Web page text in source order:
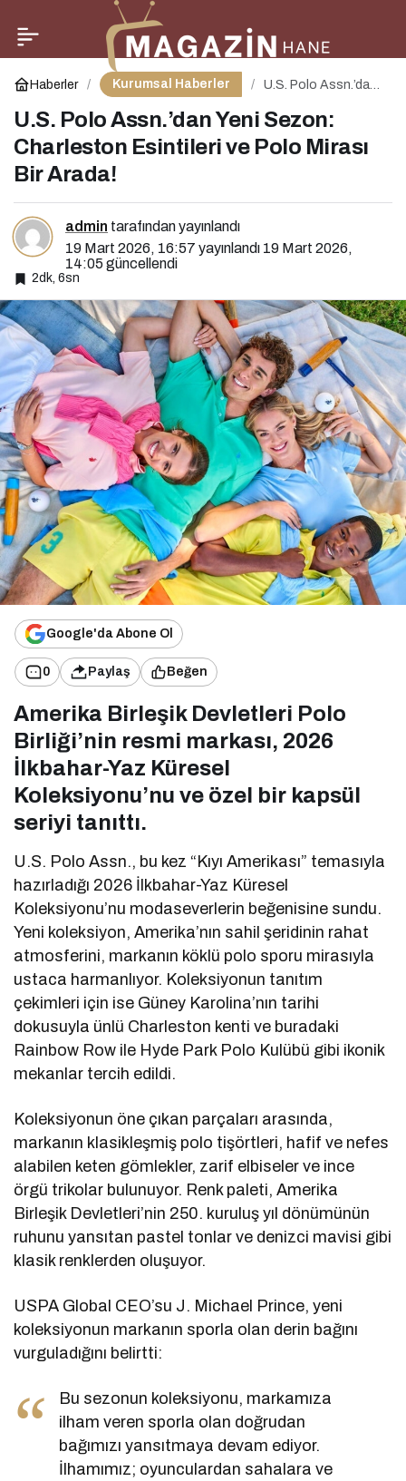
Haberler Kurumsal Haberler
U.S. Polo Assn.’dan
Charleston Esintileri
ve Polo Mirası Bir
Arada!
U.S. Polo Assn.’dan Yeni Sezon:
Charleston Esintileri ve Polo Mirası
Bir Arada!
admin tarafından yayınlandı
19 Mart 2026, 16:57 yayınlandı 19 Mart 2026,
14:05 güncellendi
2dk, 6sn
Google'da Abone Ol
0 Paylaş Beğen
Amerika Birleşik Devletleri Polo
Birliği’nin resmi markası, 2026
İlkbahar-Yaz Küresel
Koleksiyonu’nu ve özel bir kapsül
seriyi tanıttı.
U.S. Polo Assn., bu kez “Kıyı Amerikası” temasıyla
hazırladığı 2026 İlkbahar-Yaz Küresel
Koleksiyonu’nu modaseverlerin beğenisine sundu.
Yeni koleksiyon, Amerika’nın sahil şeridinin rahat
atmosferini, markanın köklü polo sporu mirasıyla
ustaca harmanlıyor. Koleksiyonun tanıtım
çekimleri için ise Güney Karolina’nın tarihi
dokusuyla ünlü Charleston kenti ve buradaki
Rainbow Row ile Hyde Park Polo Kulübü gibi ikonik
mekanlar tercih edildi.
Koleksiyonun öne çıkan parçaları arasında,
markanın klasikleşmiş polo tişörtleri, hafif ve nefes
alabilen keten gömlekler, zarif elbiseler ve ince
örgü trikolar bulunuyor. Renk paleti, Amerika
Birleşik Devletleri’nin 250. kuruluş yıl dönümünün
ruhunu yansıtan pastel tonlar ve denizci mavisi gibi
klasik renklerden oluşuyor.
USPA Global CEO’su J. Michael Prince, yeni
koleksiyonun markanın sporla olan derin bağını
vurguladığını belirtti:
Bu sezonun koleksiyonu, markamıza
ilham veren sporla olan doğrudan
bağımızı yansıtmaya devam ediyor.
İlhamımız; oyunculardan sahalara ve
Club Med’den 2027 Kış
Sezonu İçin Erken
Rezervasyon Fırsatı